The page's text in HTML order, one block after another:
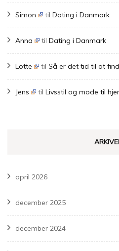
Simon tilDating i Danmark
Anna tilDating i Danmark
Lotte tilSå er det tid til at
Jens tilLivsstil og mode til
april 2026
december 2025
december 2024